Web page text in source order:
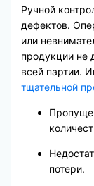
Ручной
дефектов.
или
продукции не
всей партии.
тщательной
потери.